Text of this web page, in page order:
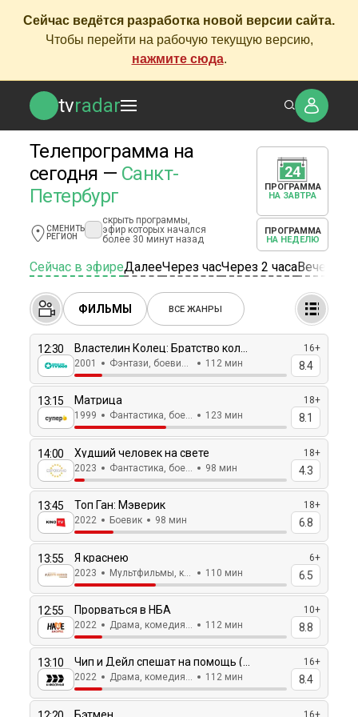
Сейчас ведётся разработка новой версии сайта.
Чтобы перейти на рабочую текущую версию,
нажмите сюда.
tvradar
Телепрограмма на
сегодня — Санкт-
Петербург
СМЕНИТЬ
РЕГИОН
скрыть программы,
эфир которых начался
более 30 минут назад
24
ПРОГРАММА
НА ЗАВТРА
ПРОГРАММА
НА НЕДЕЛЮ
Сейчас в эфиреДалееЧерез часЧерез 2 часаВечером
ФИЛЬМЫ ВСЕ ЖАНРЫ
12:30
2001 Фэнтази, боевик, драма, комедия 112 мин
16+
8.4
13:15 Матрица
1999 Фантастика, боевик 123 мин
18+
8.1
14:00 Худший человек на свете
2023 Фантастика, боевик 98 мин
18+
4.3
13:45 Топ Ган: Мэверик
2022 Боевик 98 мин
18+
6.8
13:55 Я краснею
2023 Мультфильмы, комедия, прикл 110 мин
6+
6.5
12:55 Прорваться в НБА
2022 Драма, комедия, спорт 112 мин
10+
8.8
13:10 Чип и Дейл спешат на помощь (фильм)
2022 Драма, комедия, спорт 112 мин
16+
8.4
Бэтмен 16+